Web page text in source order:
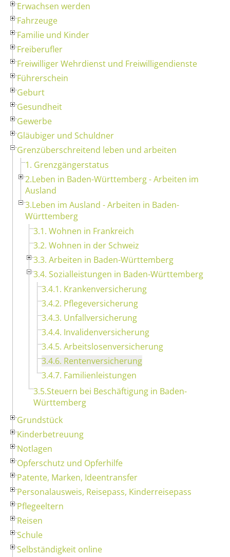
Erwachsen werden
Fahrzeuge
Familie und Kinder
Freiberufler
Freiwilliger Wehrdienst und Freiwilligendienste
Führerschein
Geburt
Gesundheit
Gewerbe
Gläubiger und Schuldner
Grenzüberschreitend leben und arbeiten
1. Grenzgängerstatus
2.Leben in Baden-Württemberg - Arbeiten im
Ausland
3.Leben im Ausland - Arbeiten in Baden-
Württemberg
3.1. Wohnen in Frankreich
3.2. Wohnen in der Schweiz
3.3. Arbeiten in Baden-Württemberg
3.4. Sozialleistungen in Baden-Württemberg
3.4.1. Krankenversicherung
3.4.2. Pflegeversicherung
3.4.3. Unfallversicherung
3.4.4. Invalidenversicherung
3.4.5. Arbeitslosenversicherung
3.4.6. Rentenversicherung
3.4.7. Familienleistungen
3.5.Steuern bei Beschäftigung in Baden-
Württemberg
Grundstück
Kinderbetreuung
Notlagen
Opferschutz und Opferhilfe
Patente, Marken, Ideentransfer
Personalausweis, Reisepass, Kinderreisepass
Pflegeeltern
Reisen
Schule
Selbständigkeit online